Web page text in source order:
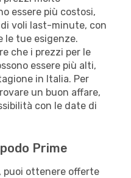
essere più costosi,
voli last-minute, con
le tue esigenze.
che i prezzi per le
essere più alti,
in Italia. Per
un buon affare,
con le date di
Prime
puoi ottenere offerte